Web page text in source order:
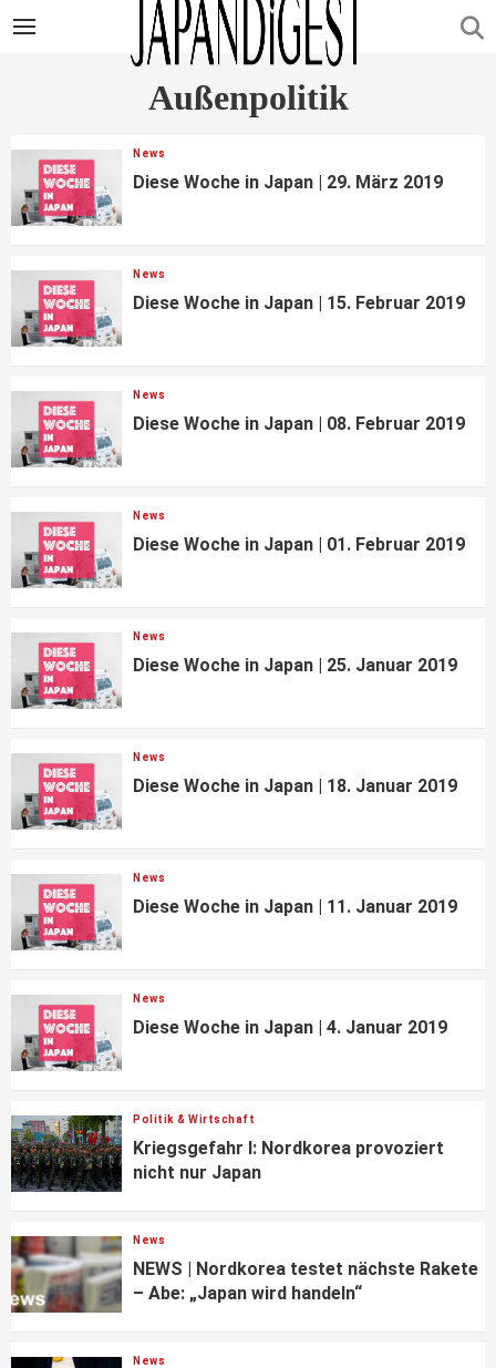
Außenpolitik
News
Diese Woche in Japan | 29. März 2019
News
Diese Woche in Japan | 15. Februar 2019
News
Diese Woche in Japan | 08. Februar 2019
News
Diese Woche in Japan | 01. Februar 2019
News
Diese Woche in Japan | 25. Januar 2019
News
Diese Woche in Japan | 18. Januar 2019
News
Diese Woche in Japan | 11. Januar 2019
News
Diese Woche in Japan | 4. Januar 2019
Politik & Wirtschaft
Kriegsgefahr I: Nordkorea provoziert
nicht nur Japan
News
NEWS | Nordkorea testet nächste Rakete
– Abe: „Japan wird handeln“
News